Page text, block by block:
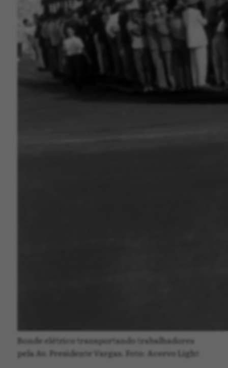
Bonde elétrico transportando trabalhadores
pela Av. Presidente Vargas. Foto: Acervo Light